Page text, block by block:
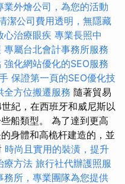
業外燴公司，為您的活動
潔公司費用透明，無隱藏
心治療眼疾 專業長照中
專屬台北會計事務所服務
強化網站優化的SEO服務
保證第一頁的SEO優化技
全方位搬遷服務 隨著貿易
紀，在西班牙和威尼斯以
船類型。 為了達到更高
身體和高桅杆建造的，並
時尚且實用的裝潢，提升
療方法 旅行社代辦護照服
務所，專業團隊為您提供